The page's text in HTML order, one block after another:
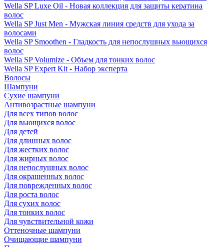
Wella SP Luxe Oil - Новая коллекция для защиты кератина
волос
Wella SP Just Men - Мужская линия средств для ухода за
волосами
Wella SP Smoothen - Гладкость для непослушных вьющихся
волос
Wella SP Volumize - Объем для тонких волос
Wella SP Expert Kit - Набор эксперта
Волосы
Шампуни
Сухие шампуни
Антивозрастные шампуни
Для всех типов волос
Для вьющихся волос
Для детей
Для длинных волос
Для жестких волос
Для жирных волос
Для непослушных волос
Для окрашенных волос
Для поврежденных волос
Для роста волос
Для сухих волос
Для тонких волос
Для чувствительной кожи
Оттеночные шампуни
Очищающие шампуни